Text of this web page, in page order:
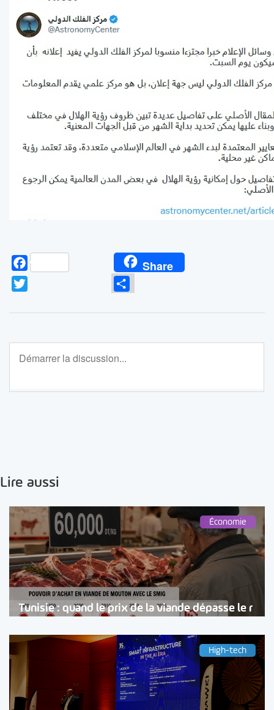
Facebook Share
Partager
Lire aussi
Économie
Tunisie : quand le prix de la viande dépasse le r
High-tech